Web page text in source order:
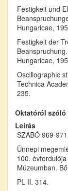
Festigkeit und
Hungaricae,
Festigkeit der
Hungaricae,
Oscillographic
Technica
235.
Oktatóról
Leírás
SZABÓ 969-
Ünnepi
100.
Múzeumban.
PL II. 314.